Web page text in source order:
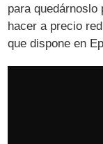
para quedárnoslo
hacer a precio
que dispone en